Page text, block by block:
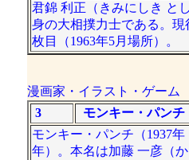
君錦 利正（きみにしき と
身の大相撲力士である。
枚目（1963年5月場所）。
漫画家・イラスト・ゲーム
3
モンキー・パン
モンキー・パンチ（1937
年）。本名は加藤 一彦（